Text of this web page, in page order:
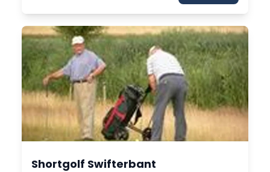
Shortgolf Swifterbant